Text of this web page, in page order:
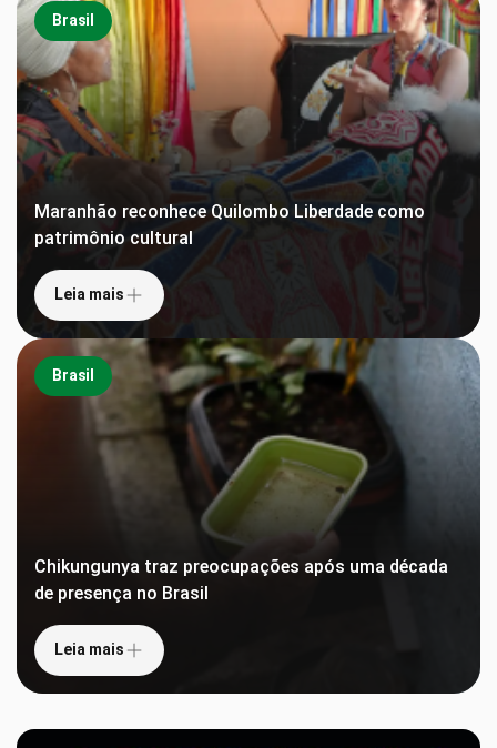
Brasil
Maranhão reconhece Quilombo Liberdade como
patrimônio cultural
Leia mais
Brasil
Chikungunya traz preocupações após uma década
de presença no Brasil
Leia mais